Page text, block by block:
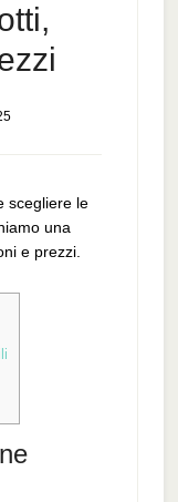
scegliere le
una
e prezzi.